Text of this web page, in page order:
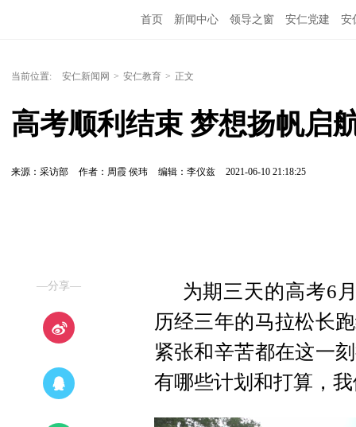
首页 新闻中心 领导之窗 安仁党建 安
当前位置: 安仁新闻网 > 安仁教育 > 正文
高考顺利结束 梦想扬帆启
来源：采访部 作者：周霞 侯玮 编辑：李仪兹 2021-06-10 21:18:25
—分享—
为期三天的高考6
历经三年的马拉松长
紧张和辛苦都在这一
有哪些计划和打算，